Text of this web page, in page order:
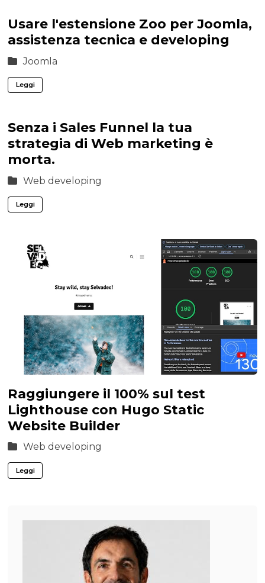
Usare l'estensione Zoo per Joomla,
assistenza tecnica e developing
Joomla
Leggi
Senza i Sales Funnel la tua
strategia di Web marketing è
morta.
Web developing
Leggi
Raggiungere il 100% sul test
Lighthouse con Hugo Static
Website Builder
Web developing
Leggi